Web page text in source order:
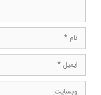
ایمیل
وبسایت